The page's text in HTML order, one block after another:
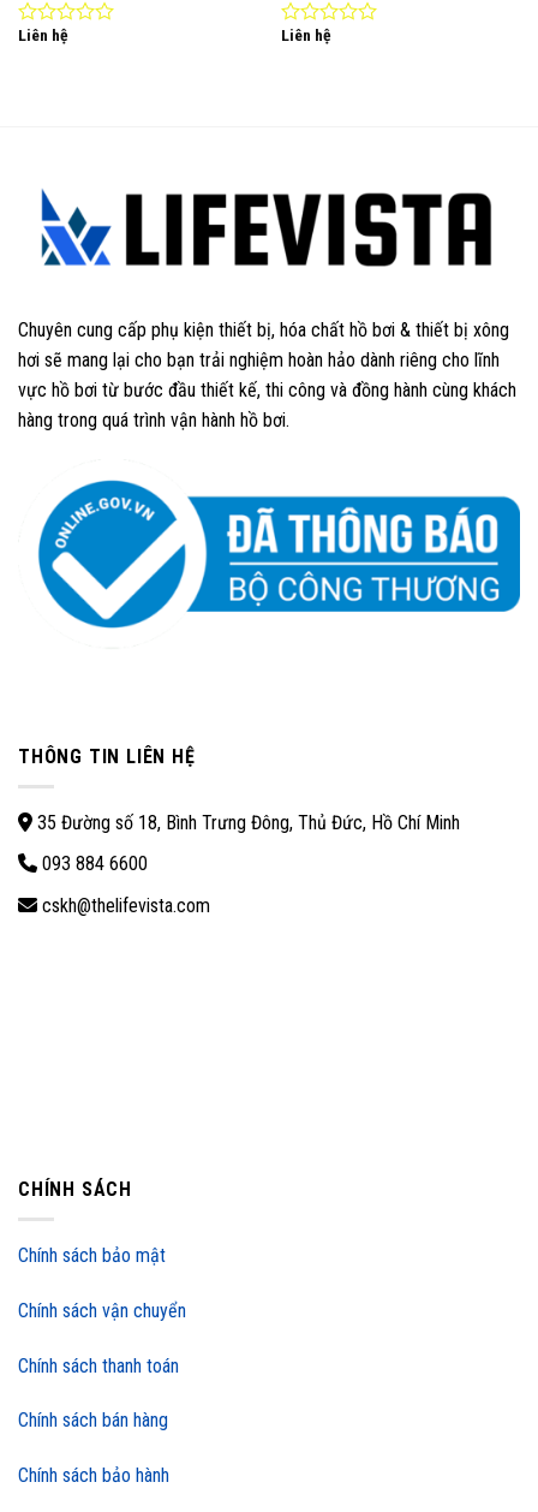
0
Liên hệ
0
Liên hệ
Chuyên cung cấp phụ kiện thiết bị, hóa chất hồ bơi & thiết bị xông
hơi sẽ mang lại cho bạn trải nghiệm hoàn hảo dành riêng cho lĩnh
vực hồ bơi từ bước đầu thiết kế, thi công và đồng hành cùng khách
hàng trong quá trình vận hành hồ bơi.
THÔNG TIN LIÊN HỆ
35 Đường số 18, Bình Trưng Đông, Thủ Đức, Hồ Chí Minh
093 884 6600
cskh@thelifevista.com
CHÍNH SÁCH
Chính sách bảo mật
Chính sách vận chuyển
Chính sách thanh toán
Chính sách bán hàng
Chính sách bảo hành